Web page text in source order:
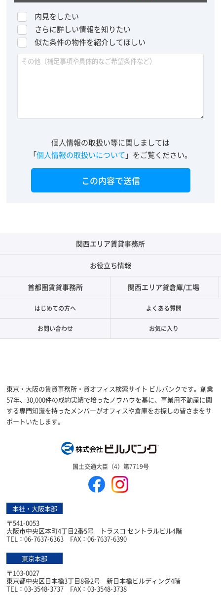
内見をしたい
さらに詳しい情報を知りたい
似た条件の物件を紹介してほしい
個人情報の取扱い等に関しましては
「個人情報の取扱いについて 」をご覧ください。
関西エリア賃貸事務所
お役立ち情報
首都圏賃貸事務所 関西エリア貸倉庫/工場
はじめての方へ よくある質問
お問い合わせ お気に入り
東京・大阪の賃貸事務所・貸オフィス検索サイト ビルバンクです。創業
57年、30,000件の成約実績で培ったノウハウを基に、事業用不動産に関
する専門知識を持ったメンバーがオフィスや倉庫をお探しの皆さまをサ
ポートいたします。
国土交通大臣（4）第7719号
本社・大阪本部
〒541-0053
大阪市中央区本町4丁目2番5号 トラスコ セントラルビル4階
TEL：06-7637-6363 FAX：06-7637-6390
東京本部
〒103-0027
東京都中央区日本橋3丁目8番2号 新日本橋ビルディング4階
TEL：03-3548-3737 FAX：03-3548-3738